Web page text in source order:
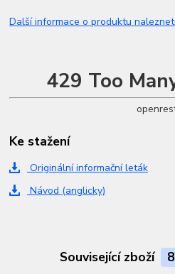
Další informace o produktu
429 Too
Ke stažení
Originální informační leták
Návod (anglicky)
Související zboží 8